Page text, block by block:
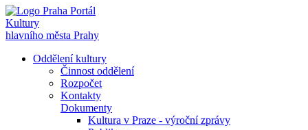
Portál
Kultury
hlavního města Prahy
Oddělení kultury
Činnost oddělení
Rozpočet
Kontakty
Dokumenty
Kultura v Praze - výroční zprávy